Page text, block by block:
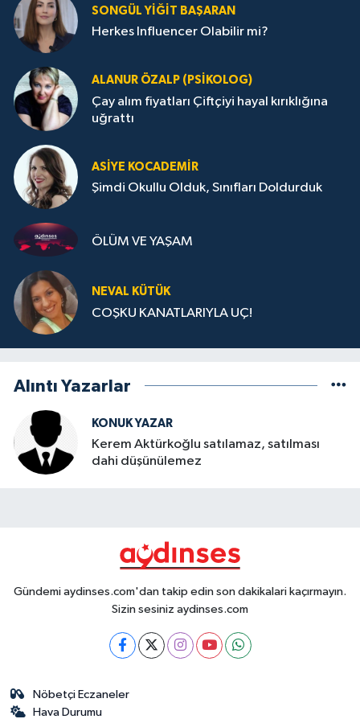
SONGÜL YIĞIT BAŞARAN
Herkes Influencer Olabilir mi?
ALANUR ÖZALP (PSIKOLOG)
Çay alım fiyatları Çiftçiyi hayal kırıklığına
uğrattı
ASIYE KOCADEMİR
Şimdi Okullu Olduk, Sınıfları Doldurduk
ÖLÜM VE YAŞAM
NEVAL KÜTÜK
COŞKU KANATLARIYLA UÇ!
Alıntı Yazarlar
KONUK YAZAR
Kerem Aktürkoğlu satılamaz, satılması
dahi düşünülemez
Gündemi aydinses.com'dan takip edin son dakikalari kaçırmayın.
Sizin sesiniz aydinses.com
Nöbetçi Eczaneler
Hava Durumu